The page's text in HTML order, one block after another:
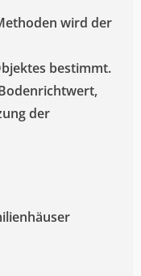
wird der
bestimmt.
der